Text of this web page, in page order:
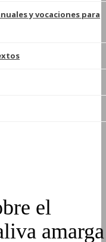
y vocaciones para
el
amarga